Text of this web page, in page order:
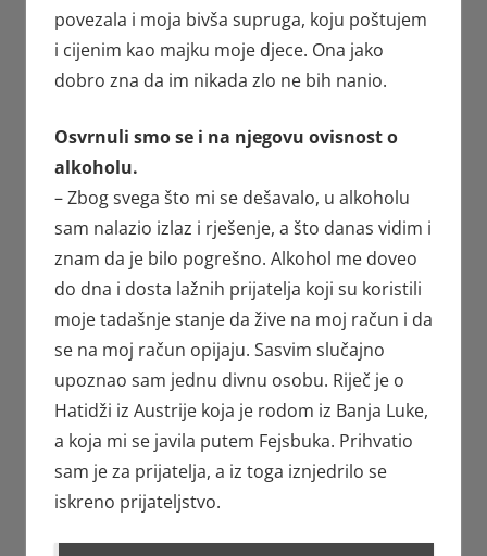
povezala i moja bivša supruga, koju poštujem
i cijenim kao majku moje djece. Ona jako
dobro zna da im nikada zlo ne bih nanio.
Osvrnuli smo se i na njegovu ovisnost o
alkoholu.
– Zbog svega što mi se dešavalo, u alkoholu
sam nalazio izlaz i rješenje, a što danas vidim i
znam da je bilo pogrešno. Alkohol me doveo
do dna i dosta lažnih prijatelja koji su koristili
moje tadašnje stanje da žive na moj račun i da
se na moj račun opijaju. Sasvim slučajno
upoznao sam jednu divnu osobu. Riječ je o
Hatidži iz Austrije koja je rodom iz Banja Luke,
a koja mi se javila putem Fejsbuka. Prihvatio
sam je za prijatelja, a iz toga iznjedrilo se
iskreno prijateljstvo.